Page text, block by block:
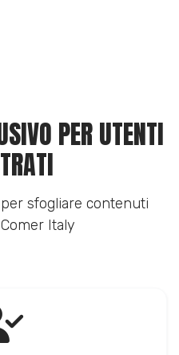
PER UTENTI
sfogliare contenuti
Italy